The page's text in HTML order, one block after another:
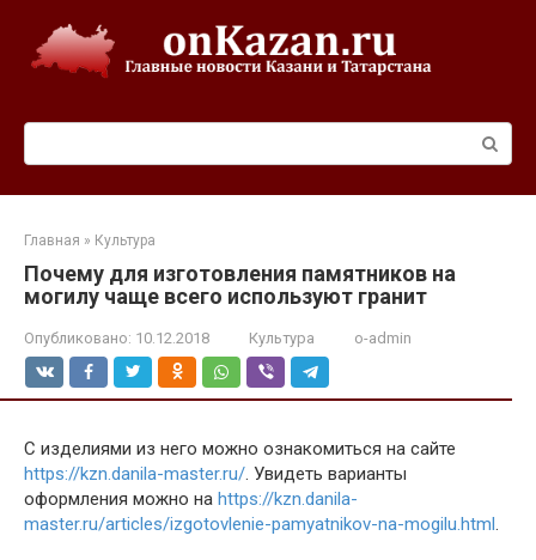
контенту
Главная » Культура
Почему для изготовления памятников на
могилу чаще всего используют гранит
Опубликовано: 10.12.2018 Культура o-admin
С изделиями из него можно ознакомиться на сайте
https://kzn.danila-master.ru/. Увидеть варианты
оформления можно на https://kzn.danila-
master.ru/articles/izgotovlenie-pamyatnikov-na-mogilu.html .